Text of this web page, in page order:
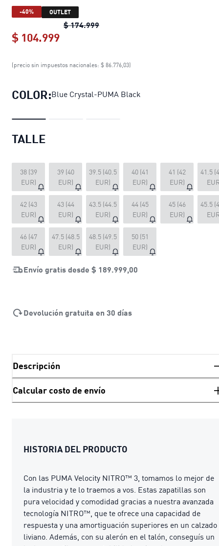
-40% OUTLET
$ 174.999Zapatillas de running Velocity
$ 104.999
Zapatillas de running Velocity
(precio sin impuestos nacionales: $ 86.776,03)
COLOR:Blue Crystal-PUMA Black
TALLE
38 (39
EUR)
39 (40
EUR)
39.5 (40.5
EUR)
40 (41
EUR)
41 (42
EUR)
41.5
42 (43
EUR)
43 (44
EUR)
43.5 (44.5
EUR)
44 (45
EUR)
45 (46
EUR)
45.5
46 (47
EUR)
47.5 (48.5
EUR)
48.5 (49.5
EUR)
50 (51
EUR)
Envío gratis desde $ 189.999,00
Devolución gratuita en 30 días
Descripción
Calcular costo de envío
HISTORIA DEL PRODUCTO
Con las PUMA Velocity NITRO™ 3, tomamos lo mejor de
la industria y te lo traemos a vos. Estas zapatillas son
pura velocidad y comodidad gracias a nuestra avanzada
tecnología NITRO™, que te ofrece una capacidad de
respuesta y una amortiguación superiores en un calzado
liviano. Además, con su alerón en el talón, conseguís un